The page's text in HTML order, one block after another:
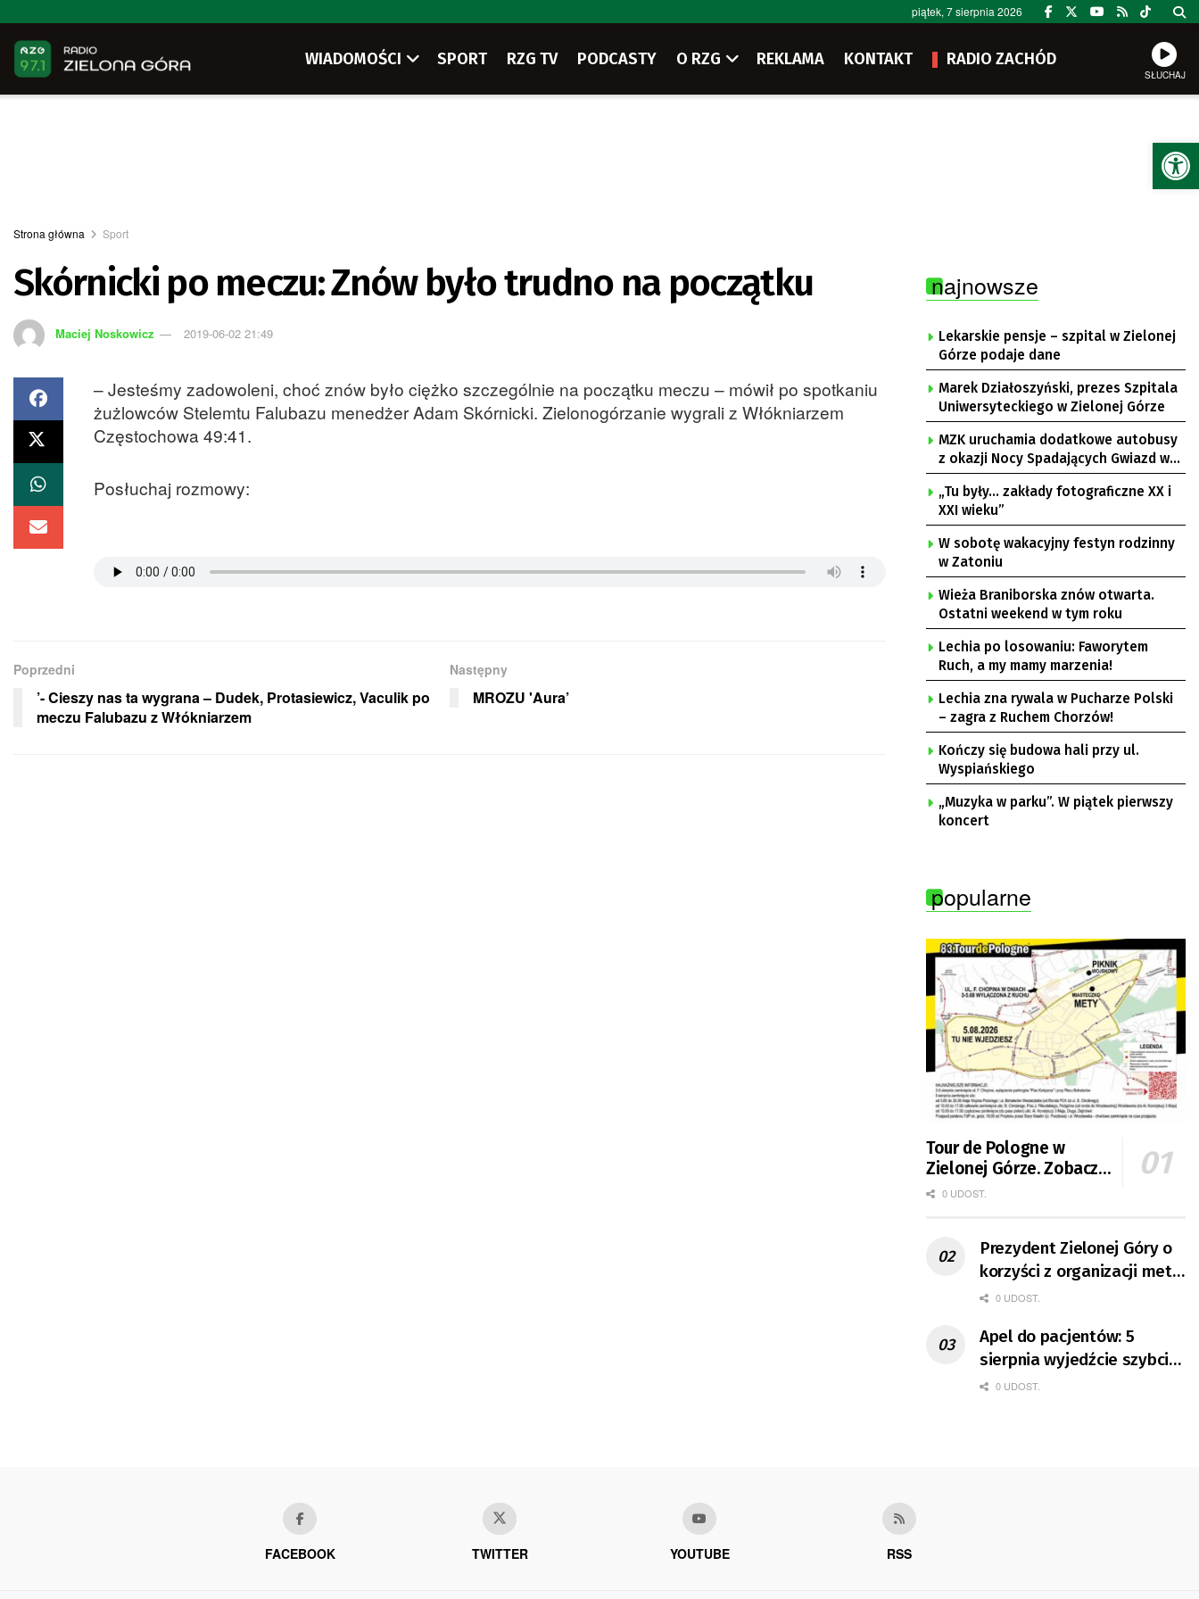
piątek, 7 sierpnia 2026
WIADOMOŚCI SPORT RZG TV PODCASTY O RZG REKLAMA KONTAKT RADIO ZACHÓD
SŁUCHAJ
Strona główna Sport
Skórnicki po meczu: Znów było trudno na początku
Maciej Noskowicz 2019-06-02 21:49
– Jesteśmy zadowoleni, choć znów było ciężko szczególnie na początku meczu – mówił po spotkaniu
żużlowców Stelemtu Falubazu menedżer Adam Skórnicki. Zielonogórzanie wygrali z Włókniarzem
Częstochowa 49:41.
Posłuchaj rozmowy:
Poprzedni
’- Cieszy nas ta wygrana – Dudek, Protasiewicz, Vaculik po
meczu Falubazu z Włókniarzem
Następny
MROZU 'Aura’
najnowsze
Lekarskie pensje – szpital w Zielonej
Górze podaje dane
Marek Działoszyński, prezes Szpitala
Uniwersyteckiego w Zielonej Górze
MZK uruchamia dodatkowe autobusy
z okazji Nocy Spadających Gwiazd w
Ochli
„Tu były… zakłady fotograficzne XX i
XXI wieku”
W sobotę wakacyjny festyn rodzinny
w Zatoniu
Wieża Braniborska znów otwarta.
Ostatni weekend w tym roku
Lechia po losowaniu: Faworytem
Ruch, a my mamy marzenia!
Lechia zna rywala w Pucharze Polski
– zagra z Ruchem Chorzów!
Kończy się budowa hali przy ul.
Wyspiańskiego
„Muzyka w parku”. W piątek pierwszy
koncert
popularne
Tour de Pologne w
Zielonej Górze. Zobacz
zmiany w organizacji
0 UDOST.
Prezydent Zielonej Góry o
korzyści z organizacji mety
Tour de Pologne
0 UDOST.
Apel do pacjentów: 5
sierpnia wyjedźcie szybciej
z domów
0 UDOST.
FACEBOOK TWITTER YOUTUBE RSS